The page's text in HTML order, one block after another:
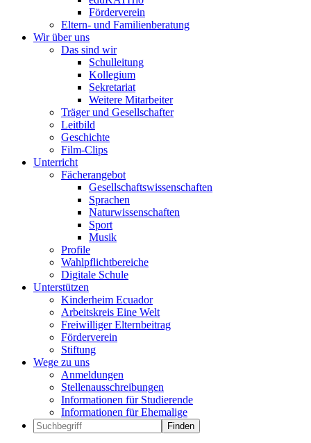
Förderverein
Eltern- und Familienberatung
Wir über uns
Das sind wir
Schulleitung
Kollegium
Sekretariat
Weitere Mitarbeiter
Träger und Gesellschafter
Leitbild
Geschichte
Film-Clips
Unterricht
Fächerangebot
Gesellschaftswissenschaften
Sprachen
Naturwissenschaften
Sport
Musik
Profile
Wahlpflichtbereiche
Digitale Schule
Unterstützen
Kinderheim Ecuador
Arbeitskreis Eine Welt
Freiwilliger Elternbeitrag
Förderverein
Stiftung
Wege zu uns
Anmeldungen
Stellenausschreibungen
Informationen für Studierende
Informationen für Ehemalige
Zur
Suche
Suche